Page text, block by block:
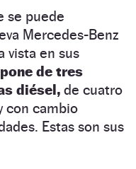
se puede
Mercedes-Benz
vista en sus
de tres
diésel, de cuatro
con cambio
Estas son sus